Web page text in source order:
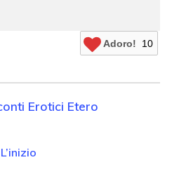
Adoro! 10
Erotici Etero